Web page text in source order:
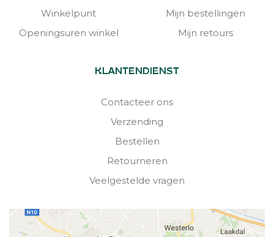
Winkelpunt
Openingsuren winkel
Mijn bestellingen
Mijn retours
KLANTENDIENST
Contacteer ons
Verzending
Bestellen
Retourneren
Veelgestelde vragen